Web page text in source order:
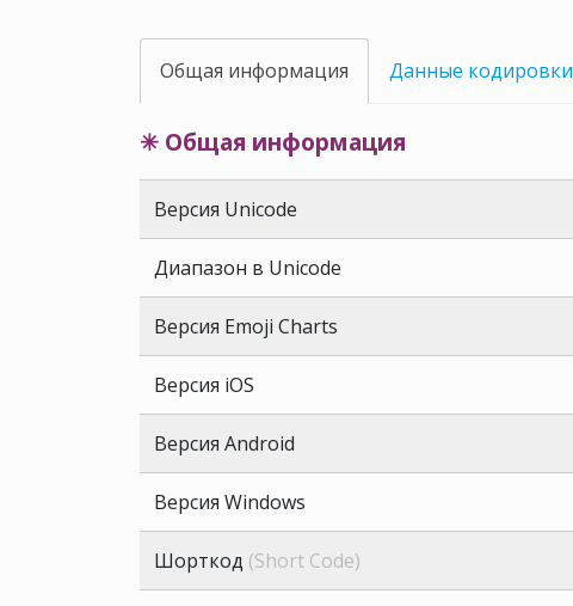
Общая информация Данные кодировки
✳ Общая информация
Версия Unicode
Диапазон в Unicode
Версия Emoji Charts
Версия iOS
Версия Android
Версия Windows
Шорткод (Short Code)